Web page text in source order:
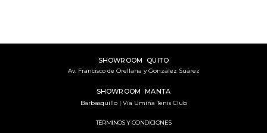
SHOWROOM QUITO
Av. Francisco de Orellana y González Suárez
SHOWROOM MANTA
Barbasquillo | Vía Umiña Tenis Club
TÉRMINOS Y CONDICIONES